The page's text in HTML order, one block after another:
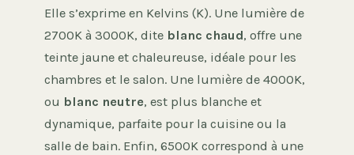
Elle s’exprime en Kelvins (K). Une lumière de
2700K à 3000K, dite blanc chaud, offre une
teinte jaune et chaleureuse, idéale pour les
chambres et le salon. Une lumière de 4000K,
ou blanc neutre, est plus blanche et
dynamique, parfaite pour la cuisine ou la
salle de bain. Enfin, 6500K correspond à une